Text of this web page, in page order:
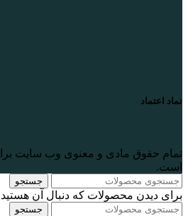
نماد اعتماد
تمام حقوق مادی و معنوی وب سایت
است.
جستجو
برای دیدن محصولات که دنبال آن هستید
جستجو